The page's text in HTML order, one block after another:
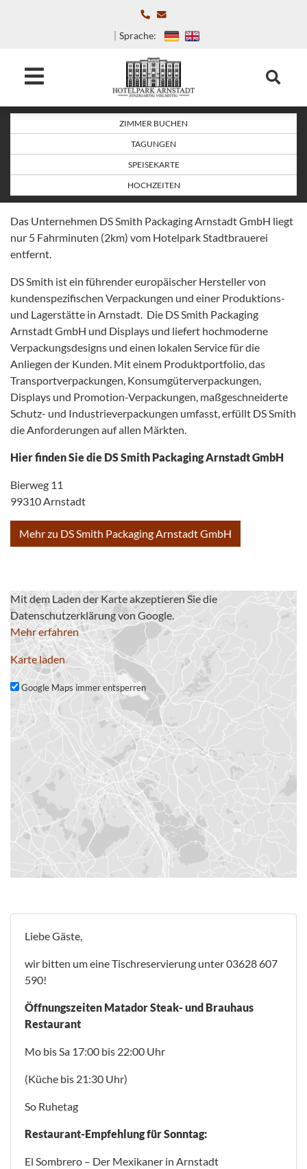
Sprache:
ZIMMER BUCHEN
TAGUNGEN
SPEISEKARTE
HOCHZEITEN
Das Unternehmen DS Smith Packaging Arnstadt GmbH liegt
nur 5 Fahrminuten (2km) vom Hotelpark Stadtbrauerei
entfernt.
DS Smith ist ein führender europäischer Hersteller von
kundenspezifischen Verpackungen und einer Produktions-
und Lagerstätte in Arnstadt. Die DS Smith Packaging
Arnstadt GmbH und Displays und liefert hochmoderne
Verpackungsdesigns und einen lokalen Service für die
Anliegen der Kunden. Mit einem Produktportfolio, das
Transportverpackungen, Konsumgüterverpackungen,
Displays und Promotion-Verpackungen, maßgeschneiderte
Schutz- und Industrieverpackungen umfasst, erfüllt DS Smith
die Anforderungen auf allen Märkten.
Hier finden Sie die DS Smith Packaging Arnstadt GmbH
Bierweg 11
99310 Arnstadt
Mehr zu DS Smith Packaging Arnstadt GmbH
Mit dem Laden der Karte akzeptieren Sie die
Datenschutzerklärung von Google.
Mehr erfahren
Karte laden
Google Maps immer entsperren
Liebe Gäste,
wir bitten um eine Tischreservierung unter 03628 607
590!
Öffnungszeiten Matador Steak- und Brauhaus
Restaurant
Mo bis Sa 17:00 bis 22:00 Uhr
(Küche bis 21:30 Uhr)
So Ruhetag
Restaurant-Empfehlung für Sonntag:
El Sombrero – Der Mexikaner in Arnstadt